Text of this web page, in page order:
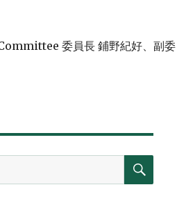
委員長 鋪野紀好、副委
検